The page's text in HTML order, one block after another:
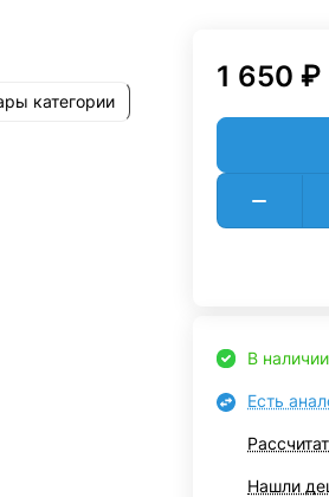
категории
1 650 ₽
В наличии
Есть
Нашли